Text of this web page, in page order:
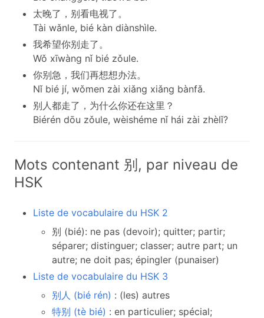
太晚了，别看电视了。
Tài wǎnle, bié kàn diànshìle.
我希望你别走了。
Wǒ xīwàng nǐ bié zǒule.
你别急，我们再想想办法。
Nǐ bié jí, wǒmen zài xiǎng xiǎng bànfǎ.
别人都走了，为什么你还在这里？
Biérén dōu zǒule, wèishéme nǐ hái zài zhèlǐ?
Mots contenant 别, par niveau de
HSK
Liste de vocabulaire du HSK 2
别 (bié): ne pas (devoir); quitter; partir;
séparer; distinguer; classer; autre part; un
autre; ne doit pas; épingler (punaiser)
Liste de vocabulaire du HSK 3
别人 (bié rén) : (les) autres
特别 (tè bié) : en particulier; spécial;